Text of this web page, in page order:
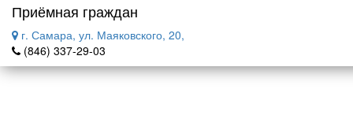
Приёмная граждан
г. Самара, ул. Маяковского, 20,
(846) 337-29-03